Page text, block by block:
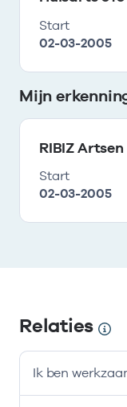
Start
02-03-2005
Mijn
RIBIZ
Start
02-03-2005
Relaties
Ik ben